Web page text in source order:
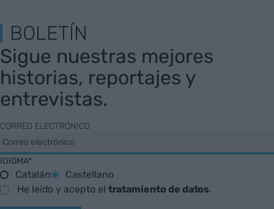
BOLETÍN
Sigue nuestras mejores
historias, reportajes y
entrevistas.
CORREO ELECTRÓNICO
IDIOMA*
Catalán
Castellano
He leído y acepto el tratamiento de datos.